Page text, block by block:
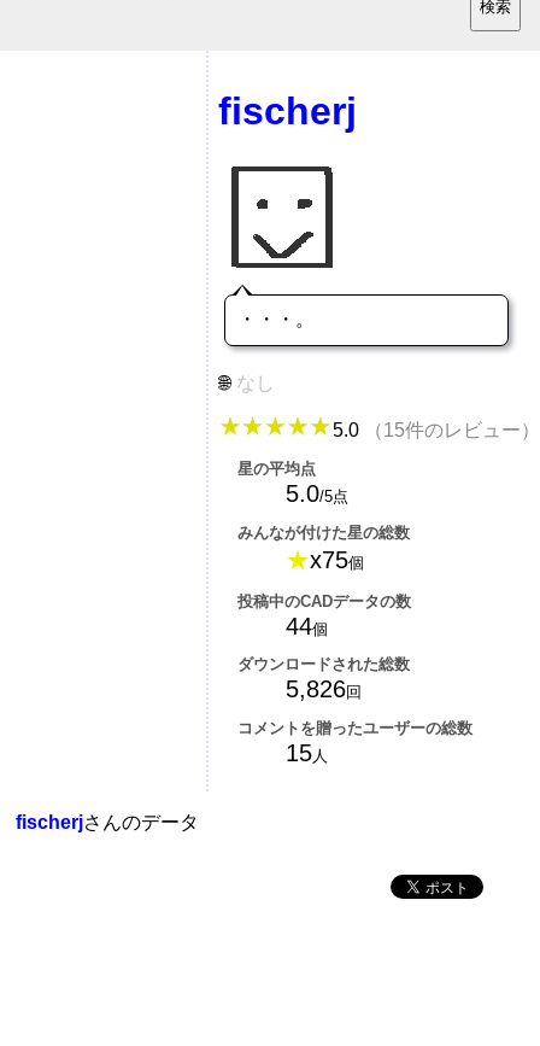
fischerj
・・・。
なし
5.0 （15件のレビュー）
星の平均点
5.0/5点
みんなが付けた星の総数
★x75個
投稿中のCADデータの数
44個
ダウンロードされた総数
5,826回
コメントを贈ったユーザーの総数
15人
fischerjさんのデータ